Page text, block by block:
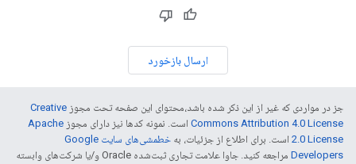
ارسال بازخورد
جز در مواردی که غیر از این ذکر شده باشد،‌محتوای این صفحه تحت مجوز Creative
Commons Attribution 4.0 License است. نمونه کدها نیز دارای مجوز Apache
2.0 License است. برای اطلاع از جزئیات، به
خطمشی‌های سایت Google
Developers‏
مراجعه کنید. جاوا علامت تجاری ثبت‌شده Oracle و/یا شرکت‌های وابسته